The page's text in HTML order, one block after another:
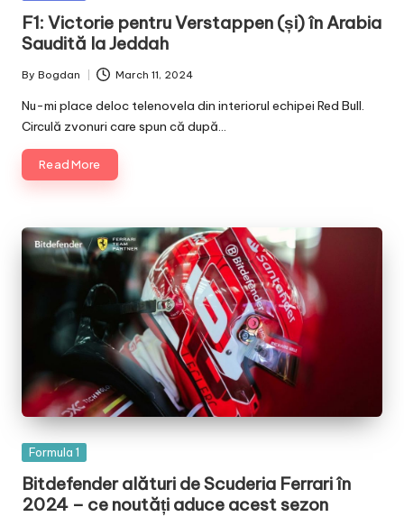
F1: Victorie pentru Verstappen (și) în Arabia
Saudită la Jeddah
Posted
by
By Bogdan March 11, 2024
Nu-mi place deloc telenovela din interiorul echipei Red Bull.
Circulă zvonuri care spun că după…
Read More
Posted
Formula 1
Bitdefender alături de Scuderia Ferrari în
2024 – ce noutăți aduce acest sezon